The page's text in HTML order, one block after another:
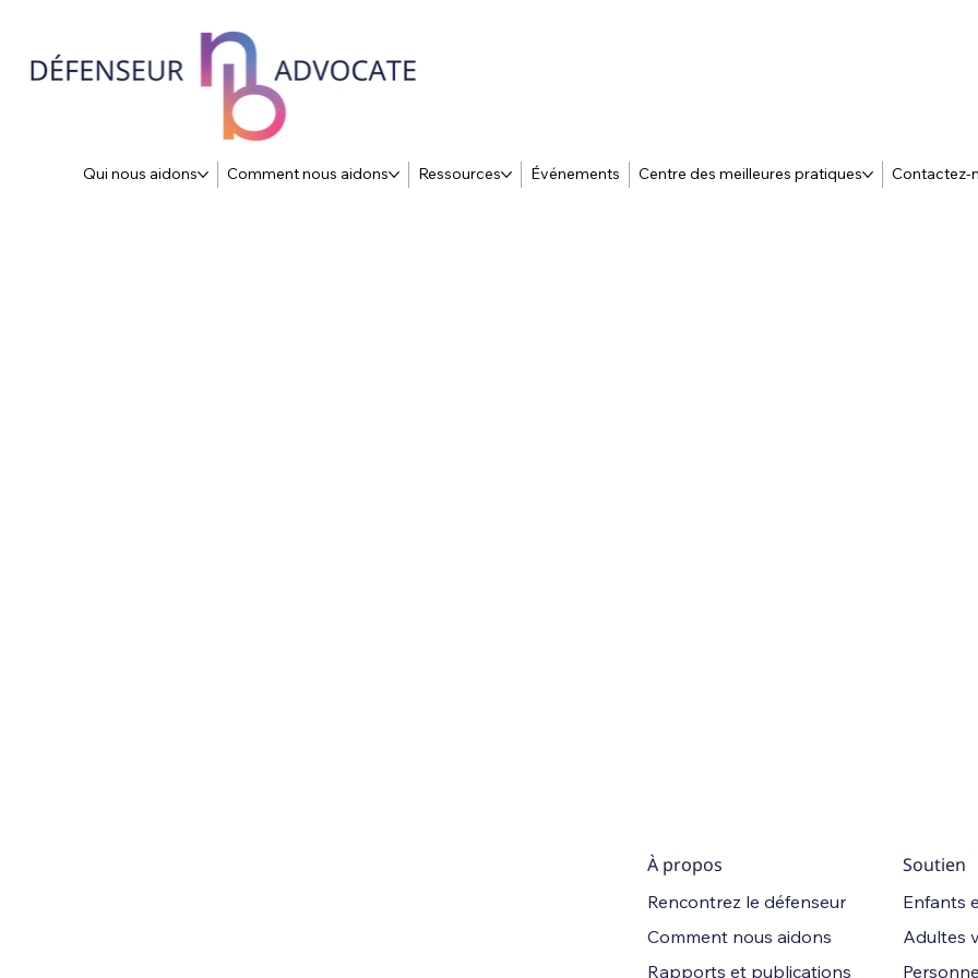
Qui nous aidons Comment nous aidons Ressources Événements Centre des meilleures pratiques Contactez-
À propos
Rencontrez le défenseur
Comment nous aidons
Rapports et publications
Soutien
Enfants
Adultes